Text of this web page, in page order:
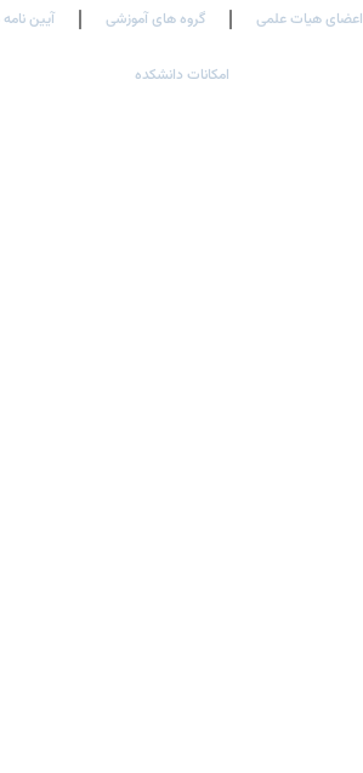
اعضای هیات علمی گروه های آموزشی آیین
امکانات دانشکده